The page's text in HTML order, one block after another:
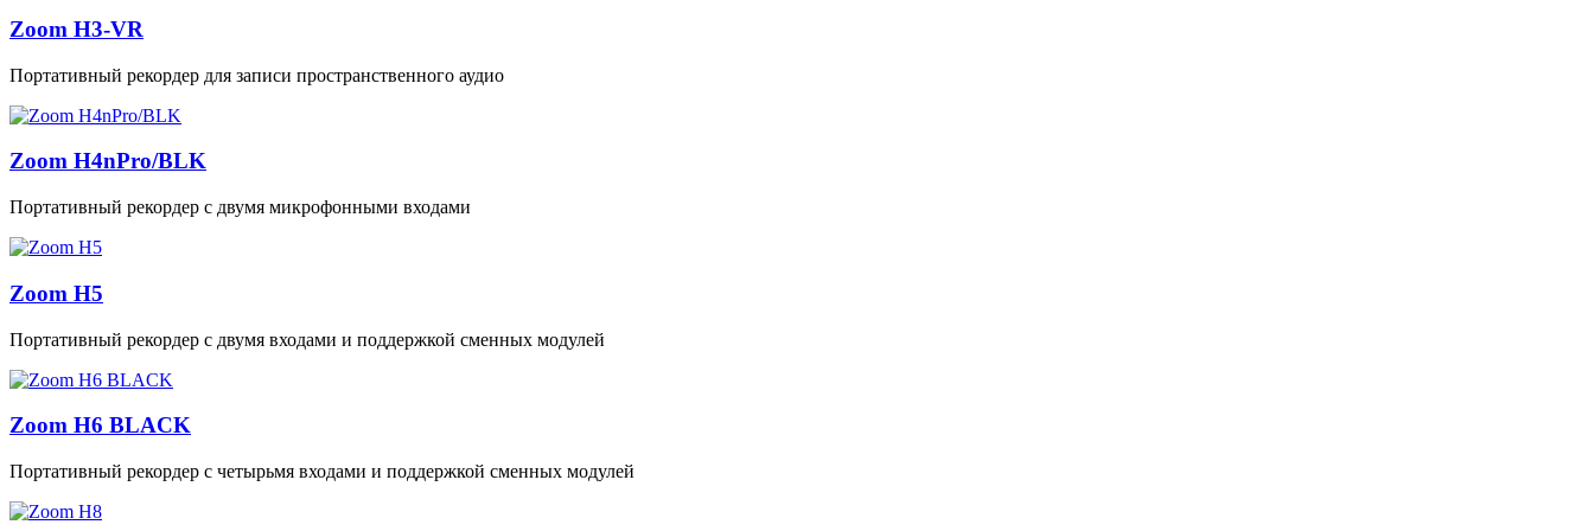
Zoom H3-VR
Портативный рекордер для записи пространственного аудио
Zoom H4nPro/BLK
Портативный рекордер с двумя микрофонными входами
Zoom H5
Портативный рекордер с двумя входами и поддержкой сменных модулей
Zoom H6 BLACK
Портативный рекордер с четырьмя входами и поддержкой сменных модулей